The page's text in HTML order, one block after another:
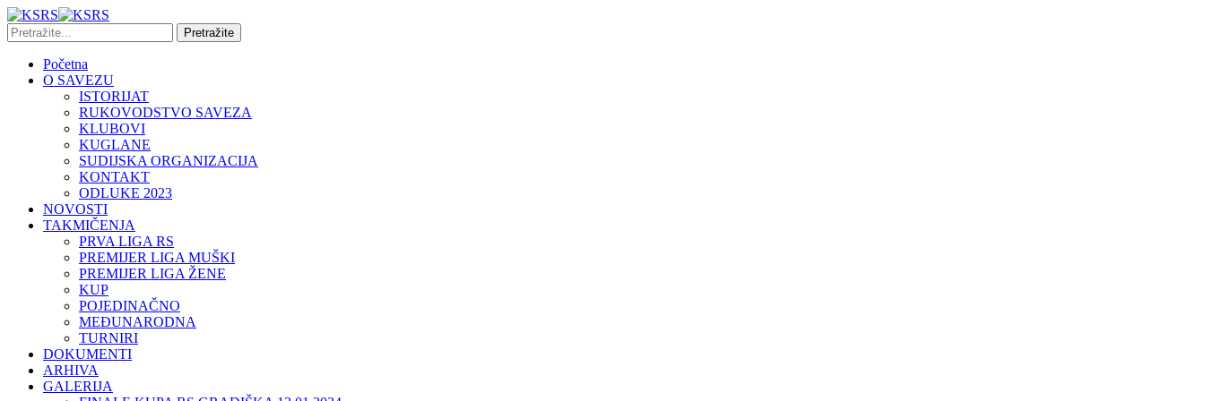
Početna
O SAVEZU
ISTORIJAT
RUKOVODSTVO SAVEZA
KLUBOVI
KUGLANE
SUDIJSKA ORGANIZACIJA
KONTAKT
ODLUKE 2023
NOVOSTI
TAKMIČENJA
PRVA LIGA RS
PREMIJER LIGA MUŠKI
PREMIJER LIGA ŽENE
KUP
POJEDINAČNO
MEĐUNARODNA
TURNIRI
DOKUMENTI
ARHIVA
GALERIJA